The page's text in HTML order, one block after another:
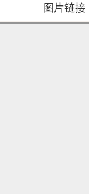
图片链接